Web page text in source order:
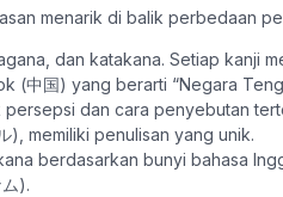
menarik di balik perbedaan
dan katakana. Setiap kanji
(中国) yang berarti “Negara
dan cara penyebutan
), memiliki penulisan yang unik.
berdasarkan bunyi bahasa
).